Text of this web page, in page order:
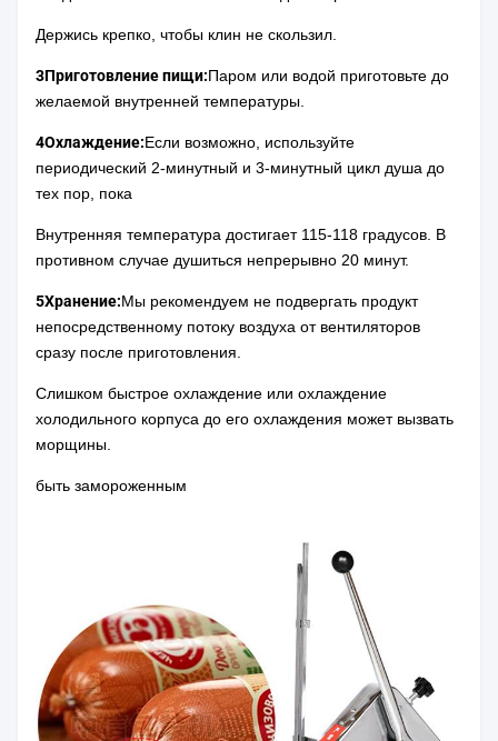
Держись крепко, чтобы клин не скользил.
3Приготовление пищи:Паром или водой приготовьте до
желаемой внутренней температуры.
4Охлаждение:Если возможно, используйте
периодический 2-минутный и 3-минутный цикл душа до
тех пор, пока
Внутренняя температура достигает 115-118 градусов. В
противном случае душиться непрерывно 20 минут.
5Хранение:Мы рекомендуем не подвергать продукт
непосредственному потоку воздуха от вентиляторов
сразу после приготовления.
Слишком быстрое охлаждение или охлаждение
холодильного корпуса до его охлаждения может вызвать
морщины.
быть замороженным